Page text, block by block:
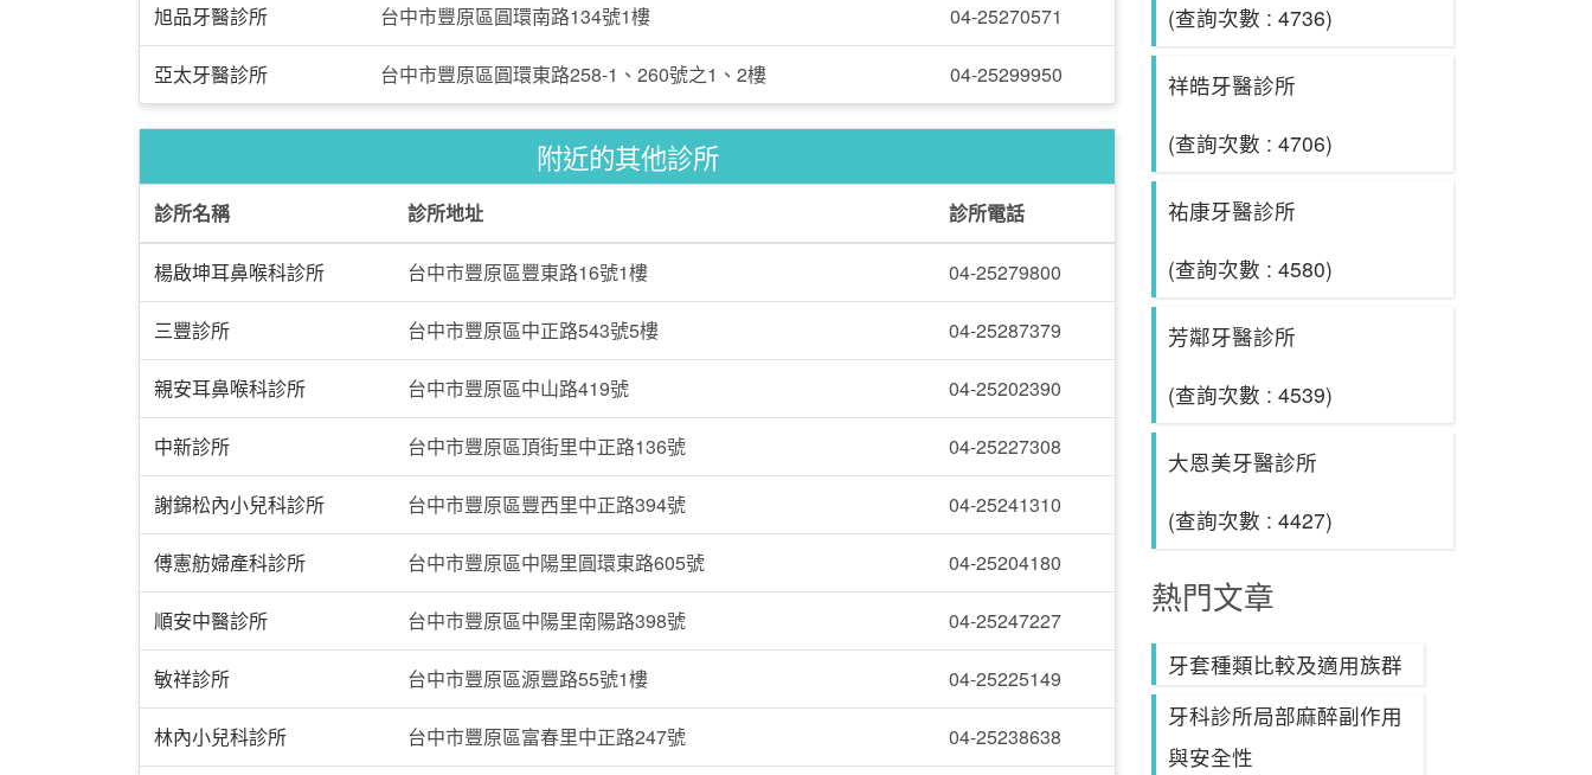
旭品牙醫診所 台中市豐原區圓環南路134號1樓 04-25270571
亞太牙醫診所 台中市豐原區圓環東路258-1、260號之1、2樓 04-25299950
附近的其他診所
診所名稱 診所地址 診所電話
楊啟坤耳鼻喉科診所 台中市豐原區豐東路16號1樓 04-25279800
三豐診所 台中市豐原區中正路543號5樓 04-25287379
親安耳鼻喉科診所 台中市豐原區中山路419號 04-25202390
中新診所 台中市豐原區頂街里中正路136號 04-25227308
謝錦松內小兒科診所 台中市豐原區豐西里中正路394號 04-25241310
傅憲舫婦產科診所 台中市豐原區中陽里圓環東路605號 04-25204180
順安中醫診所 台中市豐原區中陽里南陽路398號 04-25247227
敏祥診所 台中市豐原區源豐路55號1樓 04-25225149
林內小兒科診所 台中市豐原區富春里中正路247號 04-25238638
(查詢次數 : 4736)
祥皓牙醫診所
(查詢次數 : 4706)
祐康牙醫診所
(查詢次數 : 4580)
芳鄰牙醫診所
(查詢次數 : 4539)
大恩美牙醫診所
(查詢次數 : 4427)
熱門文章
牙套種類比較及適用族群
牙科診所局部麻醉副作用
與安全性